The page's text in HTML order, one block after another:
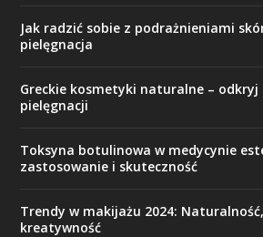
Jak radzić sobie z podrażnieniami
pielęgnacja
Greckie kosmetyki naturalne – odkryj
pielęgnacji
Toksyna botulinowa w medycynie
zastosowanie i skuteczność
Trendy w makijażu 2024:
kreatywność